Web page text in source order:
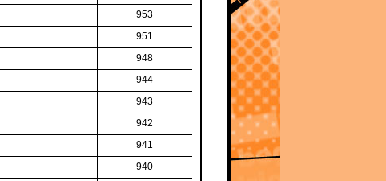
953
951
948
944
943
942
941
940